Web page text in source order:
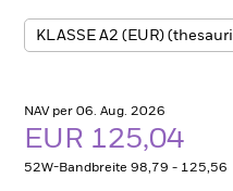
NAV per 06. Aug. 2026
EUR 125,04
52W-Bandbreite 98,79 - 125,56